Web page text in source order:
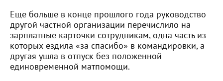
Еще больше в конце прошлого года руководство
другой частной организации перечислило на
зарплатные карточки сотрудникам, одна часть из
которых ездила «за спасибо» в командировки, а
другая ушла в отпуск без положенной
единовременной матпомощи.